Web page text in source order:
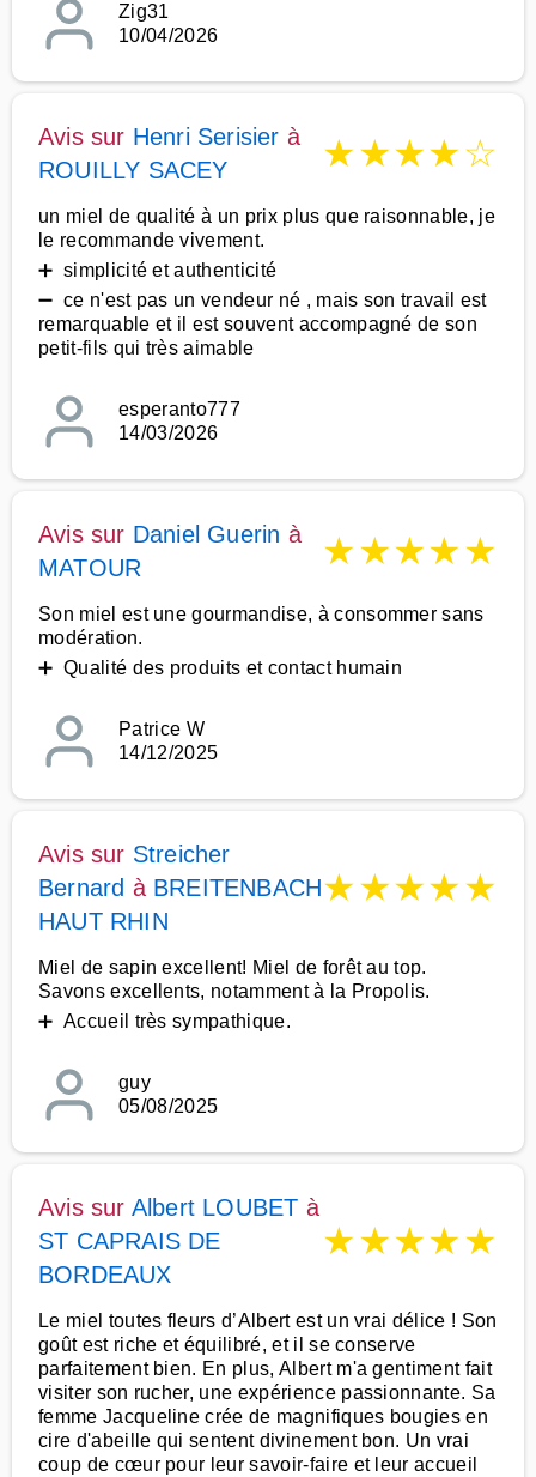
Zig31
10/04/2026
Avis sur Henri Serisier à
ROUILLY SACEY
★★★★☆
un miel de qualité à un prix plus que raisonnable, je
le recommande vivement.
➕ simplicité et authenticité
➖ ce n'est pas un vendeur né , mais son travail est
remarquable et il est souvent accompagné de son
petit-fils qui très aimable
esperanto777
14/03/2026
Avis sur Daniel Guerin à
MATOUR
★★★★★
Son miel est une gourmandise, à consommer sans
modération.
➕ Qualité des produits et contact humain
Patrice W
14/12/2025
Avis sur Streicher
Bernard à BREITENBACH
HAUT RHIN
★★★★★
Miel de sapin excellent! Miel de forêt au top.
Savons excellents, notamment à la Propolis.
➕ Accueil très sympathique.
guy
05/08/2025
Avis sur Albert LOUBET à
ST CAPRAIS DE
BORDEAUX
★★★★★
Le miel toutes fleurs d’Albert est un vrai délice ! Son
goût est riche et équilibré, et il se conserve
parfaitement bien. En plus, Albert m'a gentiment fait
visiter son rucher, une expérience passionnante. Sa
femme Jacqueline crée de magnifiques bougies en
cire d'abeille qui sentent divinement bon. Un vrai
coup de cœur pour leur savoir-faire et leur accueil